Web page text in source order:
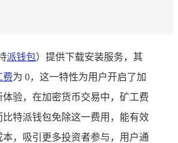
派钱包）提供下载安装服务，其
费为 0，这一特性为用户开启了加
体验，在加密货币交易中，矿工费
比特派钱包免除这一费用，能有效
本，吸引更多投资者参与，用户通